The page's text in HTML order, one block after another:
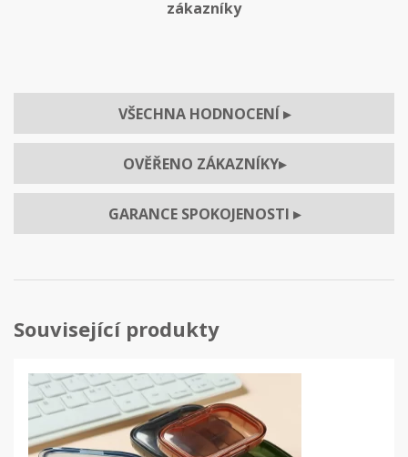
zákazníky
VŠECHNA HODNOCENÍ▸
OVĚŘENO ZÁKAZNÍKY▸
GARANCE SPOKOJENOSTI ▸
Související produkty